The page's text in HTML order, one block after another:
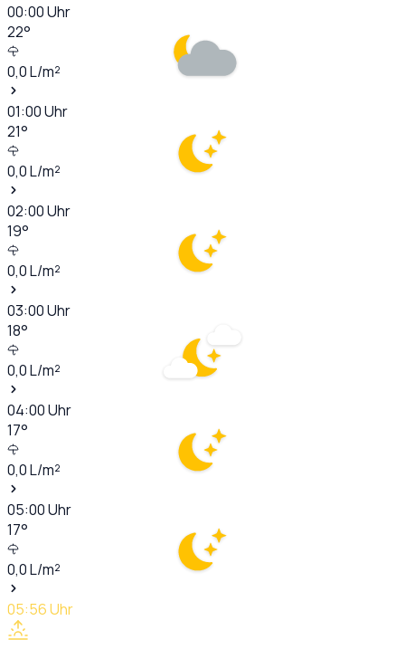
00:00Uhr
22°
0,0L/m²
01:00Uhr
21°
0,0L/m²
02:00Uhr
19°
0,0L/m²
03:00Uhr
18°
0,0L/m²
04:00Uhr
17°
0,0L/m²
05:00Uhr
17°
0,0L/m²
05:56Uhr